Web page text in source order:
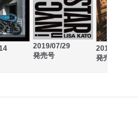
2019/07/29
発売号
2019/05/28
発売号